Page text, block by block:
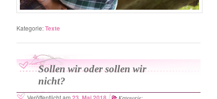
Kategorie:Texte
Sollen wir oder sollen wir
nicht?
Veröffentlicht am